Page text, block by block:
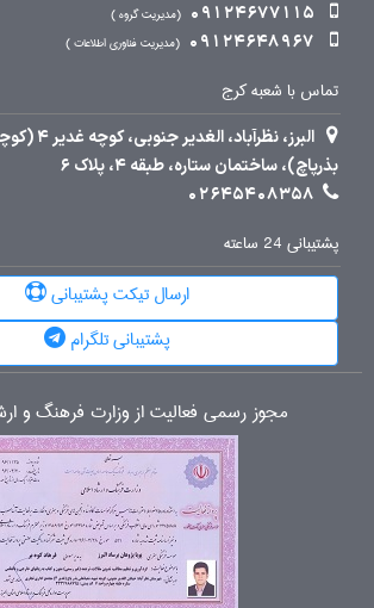
09124677115
مدیریت گروه
09124648967 مدیریت فناوری اطلاعات
تماس با شعبه کرج
البرز، نظرآباد،
بذرپاچ)، ساختمان ستاره، طبقه 4، پلاک 6
02645408358
پشتیبانی 24 ساعته
ارسال تیکت پشتیبانی
پشتیبانی تلگرام
مجوز رسمی فعالیت از وزارت فرهنگ و